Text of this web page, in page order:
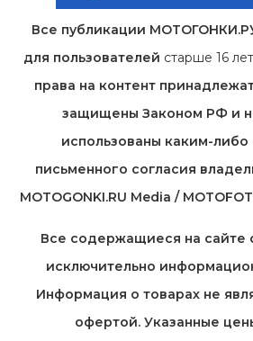
Все публикации
для пользователей старше 16 лет
права на контент
защищены Законом РФ и
использованы каким-
письменного согласия
MOTOGONKI.RU Media /
Все содержащиеся на cайте
исключительно
Информация о товарах не
офертой. Указанные